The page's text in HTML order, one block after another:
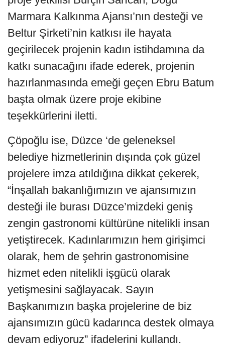
Marmara Kalkınma Ajansı’nın desteği ve
Beltur Şirketi’nin katkısı ile hayata
geçirilecek projenin kadın istihdamına da
katkı sunacağını ifade ederek, projenin
hazırlanmasında emeği geçen Ebru Batum
başta olmak üzere proje ekibine
teşekkürlerini iletti.
Çöpoğlu ise, Düzce ‘de geleneksel
belediye hizmetlerinin dışında çok güzel
projelere imza atıldığına dikkat çekerek,
“İnşallah bakanlığımızın ve ajansımızın
desteği ile burası Düzce’mizdeki geniş
zengin gastronomi kültürüne nitelikli insan
yetiştirecek. Kadınlarımızın hem girişimci
olarak, hem de şehrin gastronomisine
hizmet eden nitelikli işgücü olarak
yetişmesini sağlayacak. Sayın
Başkanımızın başka projelerine de biz
ajansımızın gücü kadarınca destek olmaya
devam ediyoruz” ifadelerini kullandı.